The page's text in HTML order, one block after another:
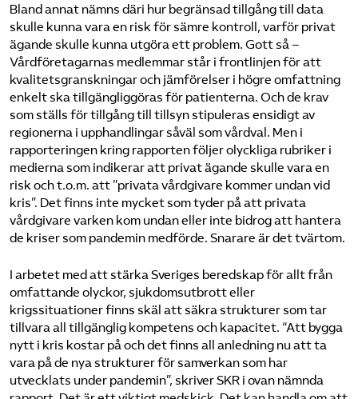
Bland annat nämns däri hur begränsad tillgång till data
skulle kunna vara en risk för sämre kontroll, varför privat
ägande skulle kunna utgöra ett problem. Gott så –
Vårdföretagarnas medlemmar står i frontlinjen för att
kvalitetsgranskningar och jämförelser i högre omfattning
enkelt ska tillgängliggöras för patienterna. Och de krav
som ställs för tillgång till tillsyn stipuleras ensidigt av
regionerna i upphandlingar såväl som vårdval. Men i
rapporteringen kring rapporten följer olyckliga rubriker i
medierna som indikerar att privat ägande skulle vara en
risk och t.o.m. att ”privata vårdgivare kommer undan vid
kris”. Det finns inte mycket som tyder på att privata
vårdgivare varken kom undan eller inte bidrog att hantera
de kriser som pandemin medförde. Snarare är det tvärtom.
I arbetet med att stärka Sveriges beredskap för allt från
omfattande olyckor, sjukdomsutbrott eller
krigssituationer finns skäl att säkra strukturer som tar
tillvara all tillgänglig kompetens och kapacitet. “Att bygga
nytt i kris kostar på och det finns all anledning nu att ta
vara på de nya strukturer för samverkan som har
utvecklats under pandemin”, skriver SKR i ovan nämnda